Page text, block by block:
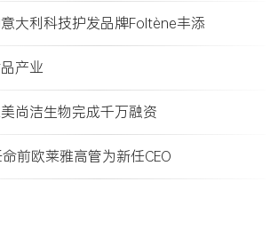
大利科技护发品牌Foltène丰添
产业
尚洁生物完成千万融资
前欧莱雅高管为新任CEO